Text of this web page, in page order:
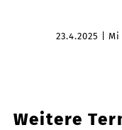
23.4.2025 Mi
Weitere